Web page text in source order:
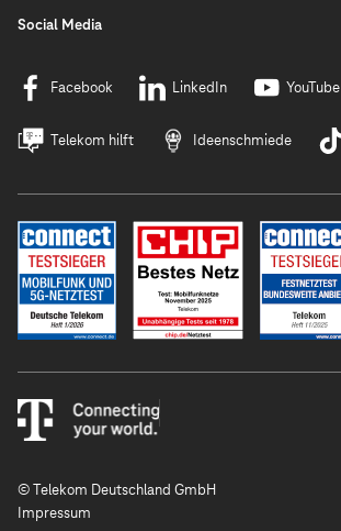
Social Media
Facebook LinkedIn YouTube
Telekom hilft Ideenschmiede
© Telekom Deutschland GmbH
Impressum